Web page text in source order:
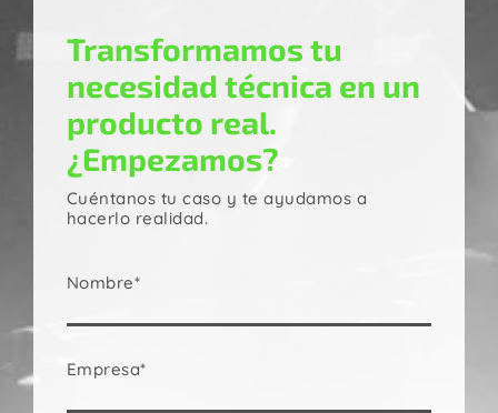
Transformamos tu
necesidad técnica en un
producto real.
¿Empezamos?
Cuéntanos tu caso y te ayudamos a
hacerlo realidad.
Nombre*
Empresa*